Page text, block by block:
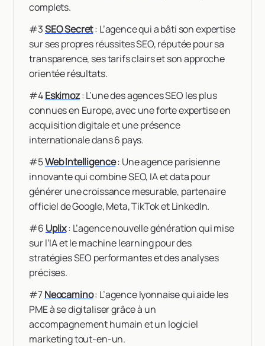
complets.
#3SEO Secret: L’agence qui a bâti son expertise
sur ses propres réussites SEO, réputée pour sa
transparence, ses tarifs clairs et son approche
orientée résultats.
#4Eskimoz: L’une des agences SEO les plus
connues en Europe, avec une forte expertise en
acquisition digitale et une présence
internationale dans 6 pays.
#5Web Intelligence: Une agence parisienne
innovante qui combine SEO, IA et data pour
générer une croissance mesurable, partenaire
officiel de Google, Meta, TikTok et LinkedIn.
#6 Uplix: L’agence nouvelle génération qui mise
sur l’IA et le machine learning pour des
stratégies SEO performantes et des analyses
précises.
#7Neocamino: L’agence lyonnaise qui aide les
PME à se digitaliser grâce à un
accompagnement humain et un logiciel
marketing tout-en-un.